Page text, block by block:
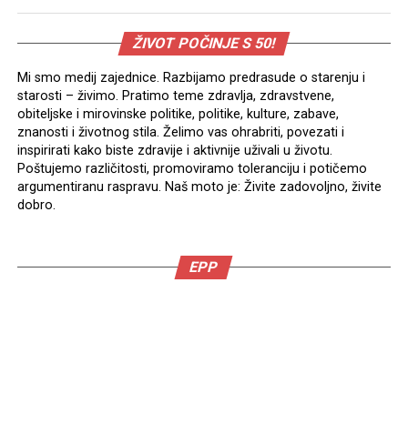
ŽIVOT POČINJE S 50!
Mi smo medij zajednice. Razbijamo predrasude o starenju i
starosti – živimo. Pratimo teme zdravlja, zdravstvene,
obiteljske i mirovinske politike, politike, kulture, zabave,
znanosti i životnog stila. Želimo vas ohrabriti, povezati i
inspirirati kako biste zdravije i aktivnije uživali u životu.
Poštujemo različitosti, promoviramo toleranciju i potičemo
argumentiranu raspravu. Naš moto je: Živite zadovoljno, živite
dobro.
EPP